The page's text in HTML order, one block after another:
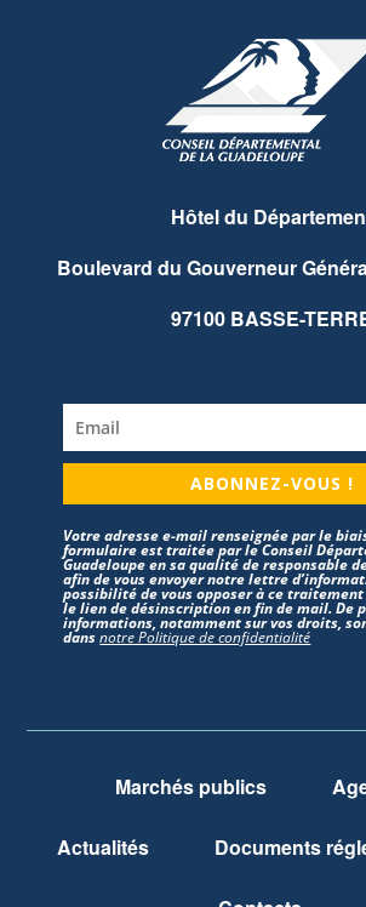
Hôtel du
Boulevard du Gouverneur
97100 BASSE-
ABONNEZ-VOUS !
Votre adresse e-mail renseignée par le
formulaire est traitée par le Conseil
Guadeloupe en sa qualité de responsable
afin de vous envoyer notre lettre
possibilité de vous opposer à ce
le lien de désinscription en fin de mail. De
informations, notamment sur vos droits,
dansnotre Politique de confidentialité
Marchés publics
Actualités Documents